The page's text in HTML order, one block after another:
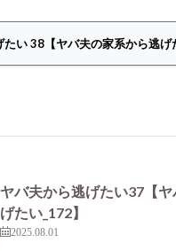
ヤバ夫から逃げたい37【
げたい_172】
2025.08.01